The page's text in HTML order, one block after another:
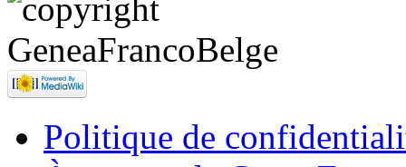
Politique de